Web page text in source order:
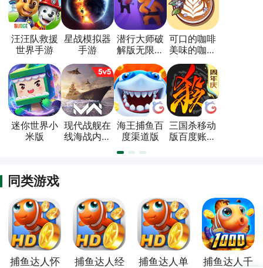
汪汪队救援
世界手游
星战模拟器
手游
潜行大师破
解版无限金
币无广告版
可口的咖啡
美味的咖啡
破解版
迷你世界小
米版
现代战舰在
线海战内置
海王捕鱼百
度渠道版
三国杀移动
版百度账号
同类游戏
捕鱼达人怀
捕鱼达人经
捕鱼达人单
捕鱼达人千